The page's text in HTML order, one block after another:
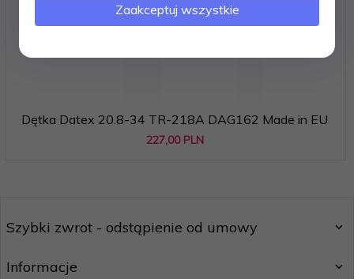
Dętka Datex 20.8-34 TR-218A DAG162 Made in EU
227,00 PLN
Szybki zwrot - odstąpienie od umowy
Informacje
Zaakceptuj wszystkie